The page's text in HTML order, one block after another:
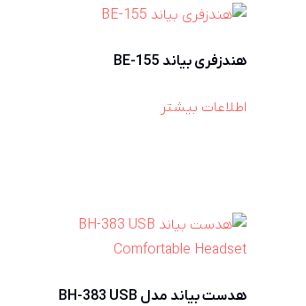
هندزفری بیاند BE-155
اطلاعات بیشتر
هدست بیاند مدل BH-383 USB